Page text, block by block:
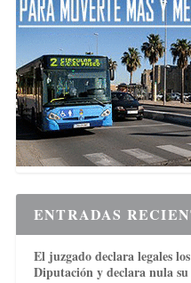
ENTRADAS
El juzgado declara legales
Diputación y declara nula su